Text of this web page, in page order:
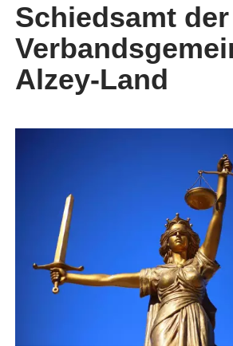
Schiedsamt der
Alzey-Land